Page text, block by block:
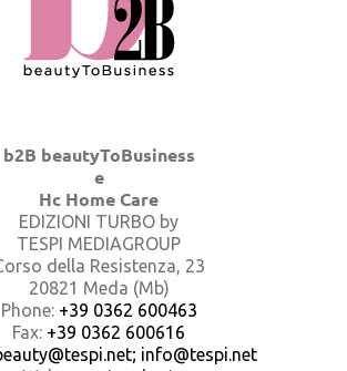
b2B beautyToBusiness
e
Hc Home Care
EDIZIONI TURBO by
TESPI MEDIAGROUP
della Resistenza, 23
20821 Meda (Mb)
Phone: +39 0362 600463
Fax: +39 0362 600616
info@tespi.net